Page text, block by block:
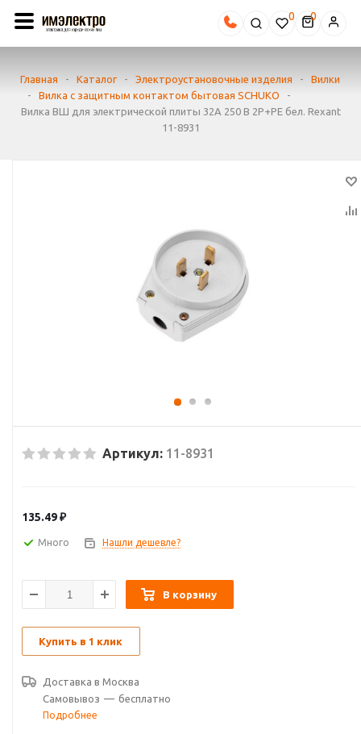
0
Главная - Каталог - Электроустановочные изделия -
Вилки
-
Вилка с защитным контактом бытовая SCHUKO
-
Вилка ВШ для электрической плиты 32А 250 В 2Р+РЕ бел. Rexant
11-8931
Артикул: 11-8931
135.49₽
Много Нашли дешевле?
В корзину
Купить в 1 клик
Доставка в Москва
Самовывоз — бесплатно
Подробнее